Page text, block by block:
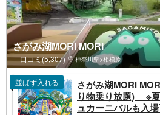
さがみ湖MORI MORI
口コミ(5,307) 神奈川県>相模原
さがみ湖MORI
り物乗り放題) ※
ュカーニバルも入場
並ばず入れる